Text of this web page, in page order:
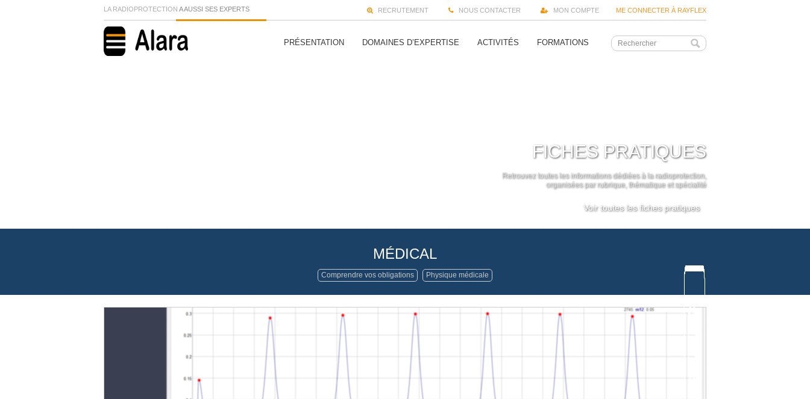
RECRUTEMENT NOUS CONTACTER MON COMPTE ME CONNECTER À RAYFLEX
LA RADIOPROTECTION A AUSSI SES EXPERTS
PRÉSENTATION DOMAINES D’EXPERTISE ACTIVITÉS FORMATIONS
FICHES PRATIQUES
Retrouvez toutes les informations dédiées à la radioprotection,
organisées par rubrique, thématique et spécialité
Voir toutes les fiches pratiques
MÉDICAL
Comprendre vos obligations Physique médicale